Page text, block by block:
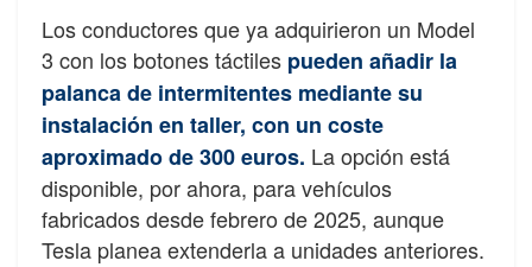
Los conductores que ya adquirieron un Model
3 con los botones táctiles pueden añadir la
palanca de intermitentes mediante su
instalación en taller, con un coste
aproximado de 300 euros. La opción está
disponible, por ahora, para vehículos
fabricados desde febrero de 2025, aunque
Tesla planea extenderla a unidades anteriores.